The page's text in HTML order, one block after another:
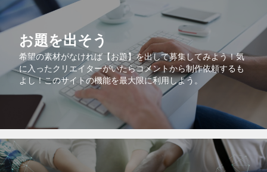
お題を出そう
希望の素材がなければ【お題】を出して募集してみよう！気
に入ったクリエイターがいたらコメントから制作依頼するも
よし！このサイトの機能を最大限に利用しよう。